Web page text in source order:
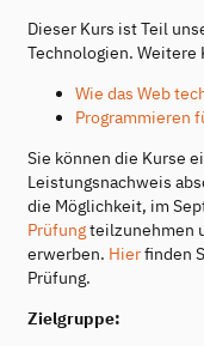
Dieser Kurs ist Teil
Technologien. Weitere
Wie das Web
Programmieren
Sie können die Kurse
Leistungsnachweis
die Möglichkeit, im
Prüfungteilzunehmen
erwerben. Hierfinden
Prüfung.
Zielgruppe: